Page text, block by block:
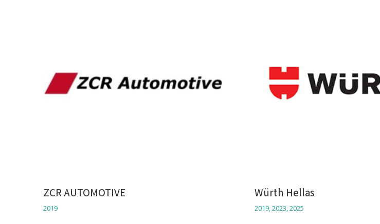
ZCR AUTOMOTIVE
2019
Würth Hellas
2019,2023,2025